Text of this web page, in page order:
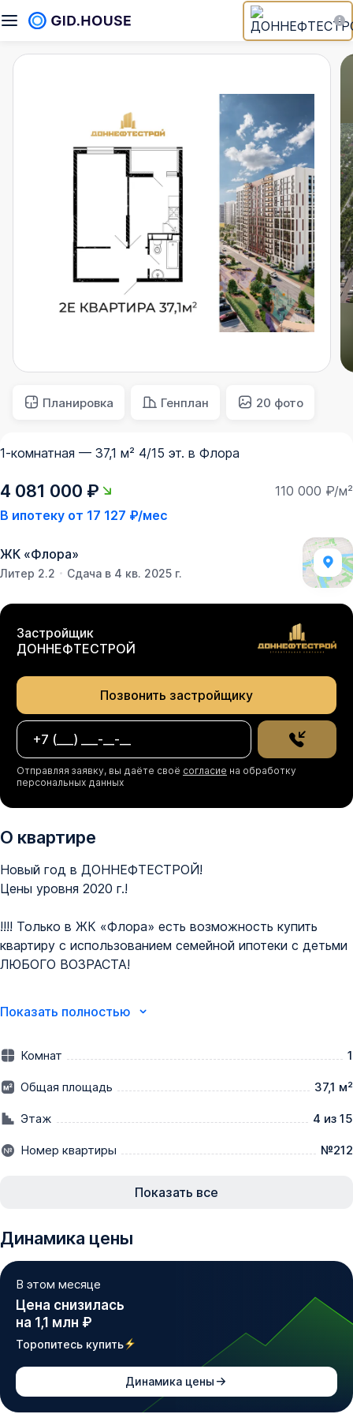
Планировка Генплан 20 фото
1-комнатная — 37,1 м² 4/15 эт. в Флора
4 081 000 ₽
110 000 ₽/м²
В ипотеку от 17 127 ₽/мес
ЖК «Флора»
Литер 2.2 Сдача в 4 кв. 2025 г.
Застройщик
ДОННЕФТЕСТРОЙ
Позвонить застройщику
Отправляя заявку, вы даёте своё согласие на обработку
персональных данных
О квартире
Новый год в ДОННЕФТЕСТРОЙ!
Цены уровня 2020 г.!
!!!! Только в ЖК «Флора» есть возможность купить
квартиру с использованием семейной ипотеки с детьми
ЛЮБОГО ВОЗРАСТА!
сдачей в этом году!
•⁠  ⁠Квартиры от 105 000₽/м²
•⁠  ⁠Семейная ипотека от 2,5% на весь срок без
удорожания
•⁠  ⁠Квартиры от 11 700 ₽/мес.
Внимание!
Выгодные условия по Семейной ипотеке скоро
отменят!
Уже скоро условия программы «Семейная Ипотека»
могут измениться:
•⁠  ⁠первоначальный взнос вырастет с 20,1% до 40,1%,
•⁠  ⁠ежемесячные платежи увеличатся почти вдвое,
•⁠  ⁠ставка поднимется до 12% и будет зависеть от
Показать полностью
Комнат 1
Общая площадь 37,1 м²
Этаж 4 из 15
Номер квартиры №212
Показать все
Динамика цены
В этом месяце
Цена снизилась
на 1,1 млн ₽
Торопитесь купить
Динамика цены